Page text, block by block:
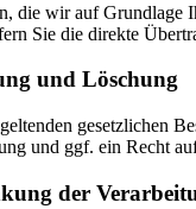
die wir auf
Sie die direkte
und Löschung
gesetzlichen
und ggf. ein Recht
der